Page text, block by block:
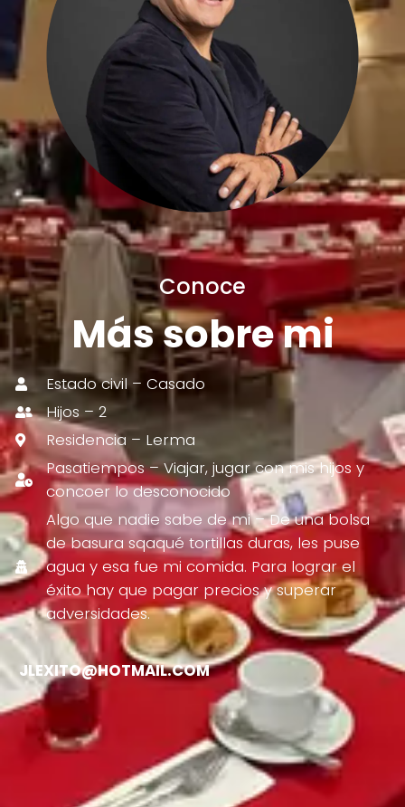
Conoce
Más sobre mi
Estado civil – Casado
Hijos – 2
Residencia – Lerma
Pasatiempos – Viajar, jugar con mis hijos y
concoer lo desconocido
Algo que nadie sabe de mi – De una bolsa
de basura sqaqué tortillas duras, les puse
agua y esa fue mi comida. Para lograr el
éxito hay que pagar precios y superar
adversidades.
JLEXITO@HOTMAIL.COM